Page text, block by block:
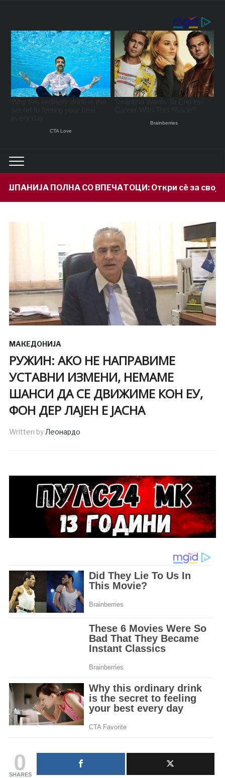
Откри сè за својот внук Илијан и
МАКЕДОНИЈА
РУЖИН: АКО НЕ НАПРАВИМЕ
УСТАВНИ ИЗМЕНИ, НЕМАМЕ
ШАНСИ ДА СЕ ДВИЖИМЕ КОН ЕУ,
ФОН ДЕР ЛАЈЕН Е ЈАСНА
Written byЛеонардо
0
SHARES